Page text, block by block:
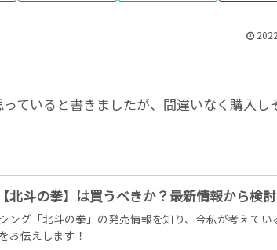
ていると書きましたが、間違いなく購入し
北斗の拳】は買うべきか？最新情報から検討
ング「北斗の拳」の発売情報を知り、今私が考えてい
お伝えします！